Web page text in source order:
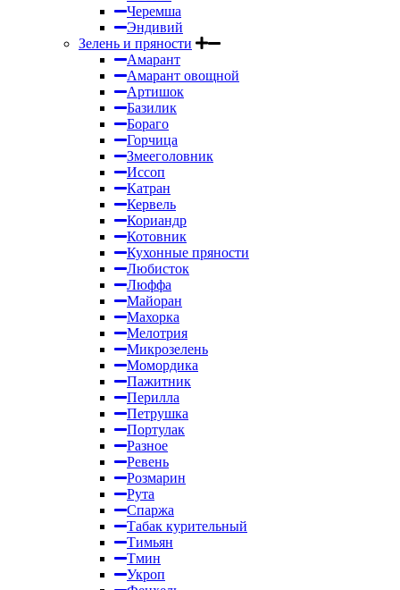
Черемша
Эндивий
Зелень и пряности
Амарант
Амарант овощной
Артишок
Базилик
Бораго
Горчица
Змееголовник
Иссоп
Катран
Кервель
Кориандр
Котовник
Кухонные пряности
Любисток
Люффа
Майоран
Махорка
Мелотрия
Микрозелень
Момордика
Пажитник
Перилла
Петрушка
Портулак
Разное
Ревень
Розмарин
Рута
Спаржа
Табак курительный
Тимьян
Тмин
Укроп